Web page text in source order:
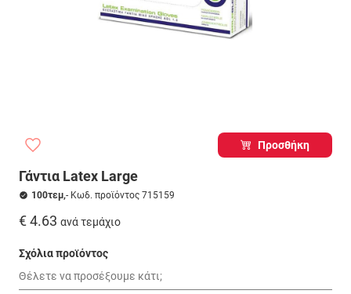
Προσθήκη
Γάντια Latex Large
100τεμ,- Κωδ. προϊόντος 715159
€ 4.63 ανά τεμάχιο
Σχόλια προϊόντος